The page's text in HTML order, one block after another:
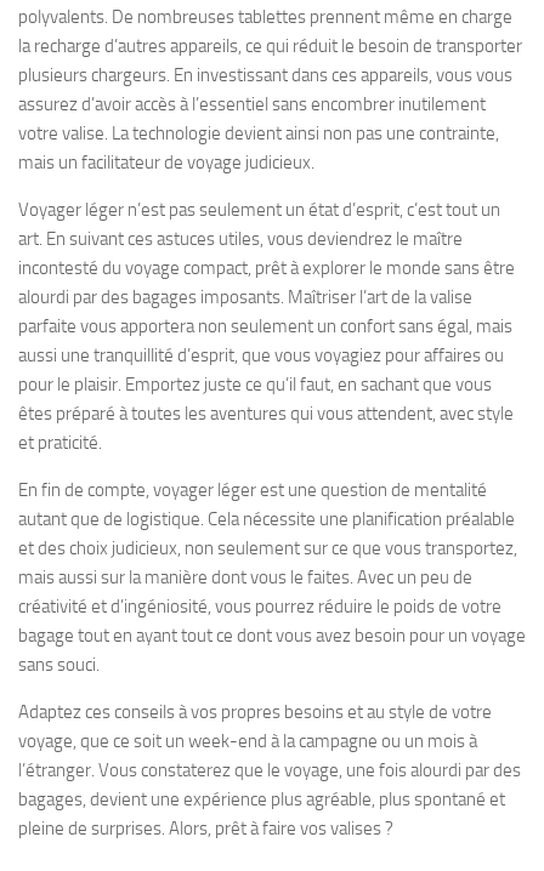
polyvalents. De nombreuses tablettes prennent même en charge
la recharge d’autres appareils, ce qui réduit le besoin de transporter
plusieurs chargeurs. En investissant dans ces appareils, vous vous
assurez d’avoir accès à l’essentiel sans encombrer inutilement
votre valise. La technologie devient ainsi non pas une contrainte,
mais un facilitateur de voyage judicieux.
Voyager léger n’est pas seulement un état d’esprit, c’est tout un
art. En suivant ces astuces utiles, vous deviendrez le maître
incontesté du voyage compact, prêt à explorer le monde sans être
alourdi par des bagages imposants. Maîtriser l’art de la valise
parfaite vous apportera non seulement un confort sans égal, mais
aussi une tranquillité d’esprit, que vous voyagiez pour affaires ou
pour le plaisir. Emportez juste ce qu’il faut, en sachant que vous
êtes préparé à toutes les aventures qui vous attendent, avec style
et praticité.
En fin de compte, voyager léger est une question de mentalité
autant que de logistique. Cela nécessite une planification préalable
et des choix judicieux, non seulement sur ce que vous transportez,
mais aussi sur la manière dont vous le faites. Avec un peu de
créativité et d’ingéniosité, vous pourrez réduire le poids de votre
bagage tout en ayant tout ce dont vous avez besoin pour un voyage
sans souci.
Adaptez ces conseils à vos propres besoins et au style de votre
voyage, que ce soit un week-end à la campagne ou un mois à
l’étranger. Vous constaterez que le voyage, une fois alourdi par des
bagages, devient une expérience plus agréable, plus spontané et
pleine de surprises. Alors, prêt à faire vos valises ?